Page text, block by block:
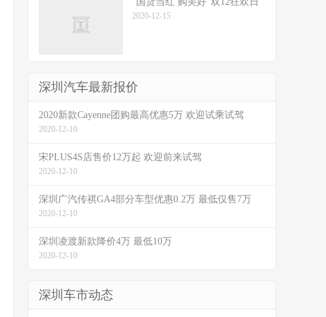
2020-12-15
深圳汽车最新报价
2020新款Cayenne团购最高优惠5万 欢迎试乘试驾
2020-12-10
宋PLUS4S店售价12万起 欢迎前来试驾
2020-12-10
深圳广汽传祺GA4部分车型优惠0.2万 最低仅售7万
2020-12-10
深圳凌渡新款降价4万 最低10万
2020-12-10
深圳车市动态